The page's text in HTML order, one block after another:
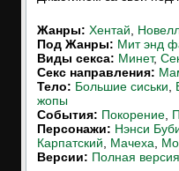
Жанры: Хентай
Под Жанры: Мит энд
Виды секса: Минет,
Cекс направления:
Тело: Большие сиськи
жопы
События: Покорение
Персонажи: Нэнси
Карпатский
Мачеха
Версии: Полная версия